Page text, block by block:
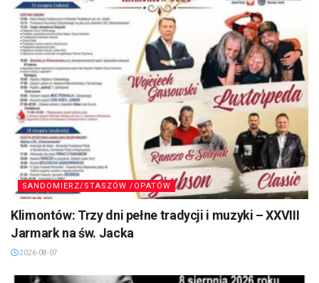
SANDOMIERZ/STASZÓW /OPATÓW
Klimontów: Trzy dni pełne tradycji i muzyki – XXVIII
Jarmark na św. Jacka
2026-08-07